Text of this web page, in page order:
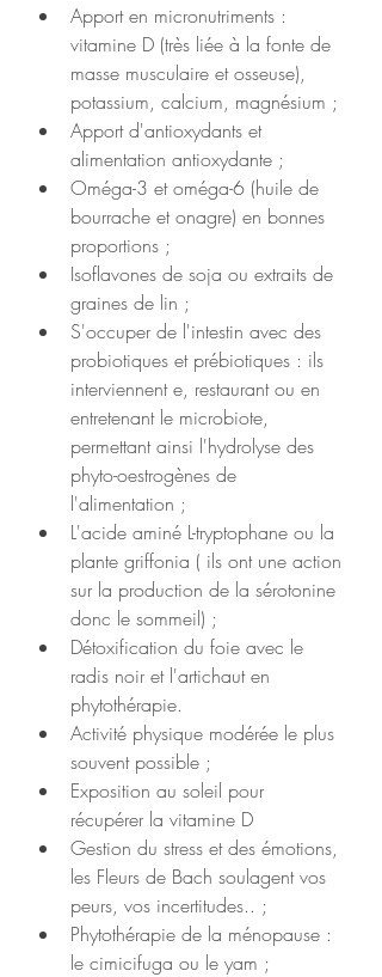
Apport en micronutriments :
vitamine D (très liée à la fonte de
masse musculaire et osseuse),
potassium, calcium, magnésium ;
Apport d'antioxydants et
alimentation antioxydante ;
Oméga-3 et oméga-6 (huile de
bourrache et onagre) en bonnes
proportions ;
Isoflavones de soja ou extraits de
graines de lin ;
S'occuper de l'intestin avec des
probiotiques et prébiotiques : ils
interviennent e, restaurant ou en
entretenant le microbiote,
permettant ainsi l'hydrolyse des
phyto-oestrogènes de
l'alimentation ;
L'acide aminé L-tryptophane ou la
plante griffonia ( ils ont une action
sur la production de la sérotonine
donc le sommeil) ;
Détoxification du foie avec le
radis noir et l'artichaut en
phytothérapie.
Activité physique modérée le plus
souvent possible ;
Exposition au soleil pour
récupérer la vitamine D
Gestion du stress et des émotions,
les Fleurs de Bach soulagent vos
peurs, vos incertitudes.. ;
Phytothérapie de la ménopause :
le cimicifuga ou le yam ;